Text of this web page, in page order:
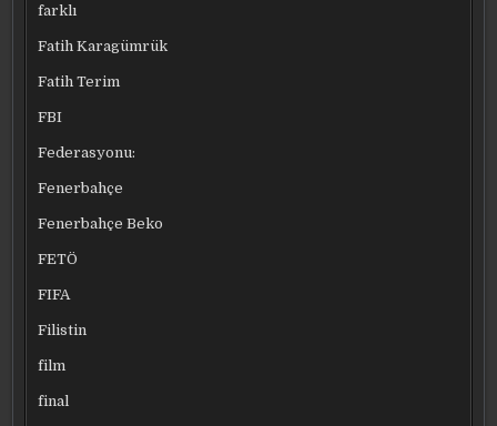
farklı
Fatih Karagümrük
Fatih Terim
FBI
Federasyonu:
Fenerbahçe
Fenerbahçe Beko
FETÖ
FIFA
Filistin
film
final